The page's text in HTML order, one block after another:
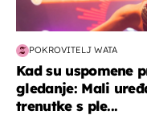
POKROVITELJ WATA
Kad su uspomene
gledanje: Mali
trenutke s ple...